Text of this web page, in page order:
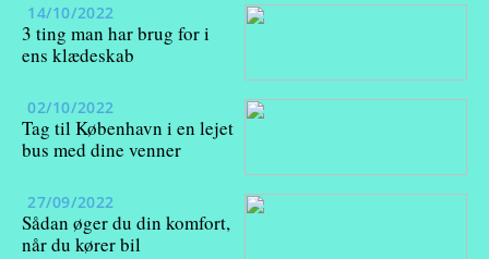
14/10/2022
3 ting man har brug for i
ens klædeskab
02/10/2022
Tag til København i en lejet
bus med dine venner
27/09/2022
Sådan øger du din komfort,
når du kører bil